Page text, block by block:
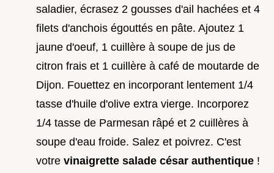
saladier, écrasez 2 gousses d'ail hachées et 4
filets d'anchois égouttés en pâte. Ajoutez 1
jaune d'oeuf, 1 cuillère à soupe de jus de
citron frais et 1 cuillère à café de moutarde de
Dijon. Fouettez en incorporant lentement 1/4
tasse d'huile d'olive extra vierge. Incorporez
1/4 tasse de Parmesan râpé et 2 cuillères à
soupe d'eau froide. Salez et poivrez. C'est
votre vinaigrette salade césar authentique !